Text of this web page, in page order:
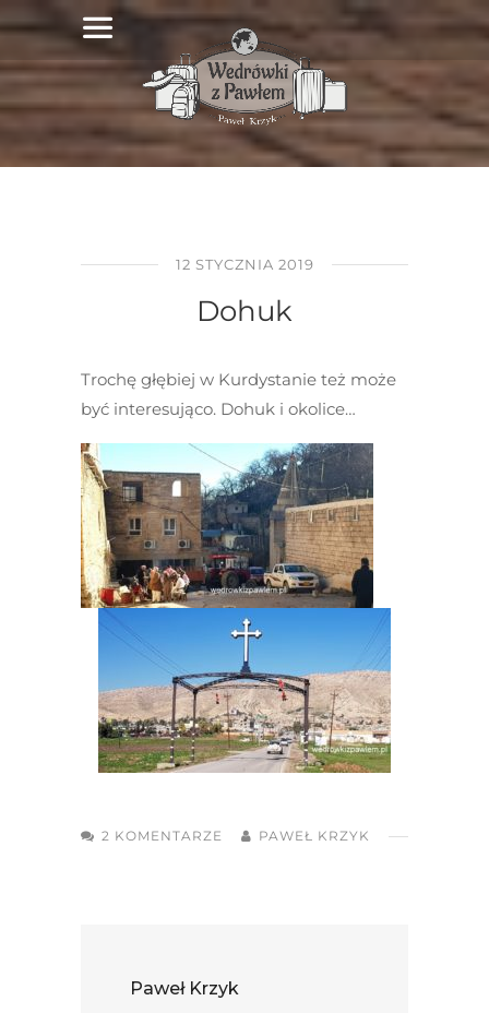
12 STYCZNIA 2019
Dohuk
Trochę głębiej w Kurdystanie też może
być interesująco. Dohuk i okolice…
2 KOMENTARZE PAWEŁ KRZYK
Paweł Krzyk